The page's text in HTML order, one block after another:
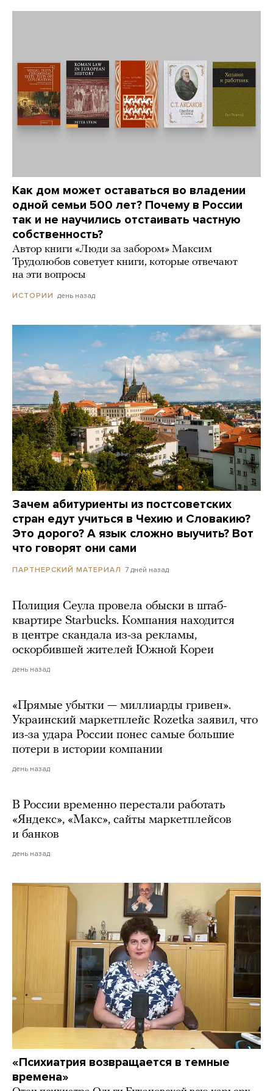
Как дом может оставаться во владении
одной семьи 500 лет? Почему в России
так и не научились отстаивать частную
собственность?
Автор книги «Люди за забором» Максим
Трудолюбов советует книги, которые отвечают
на эти вопросы
ИСТОРИИ день назад
Зачем абитуриенты из постсоветских
стран едут учиться в Чехию и Словакию?
Это дорого? А язык сложно выучить? Вот
что говорят они сами
ПАРТНЕРСКИЙ МАТЕРИАЛ 7 дней назад
Полиция Сеула провела обыски в штаб-
квартире Starbucks. Компания находится
в центре скандала из-за рекламы,
оскорбившей жителей Южной Кореи
день назад
«Прямые убытки — миллиарды гривен».
Украинский маркетплейс Rozetka заявил, что
из-за удара России понес самые большие
потери в истории компании
день назад
В России временно перестали работать
«Яндекс», «Макс», сайты маркетплейсов
и банков
день назад
«Психиатрия возвращается в темные
времена»